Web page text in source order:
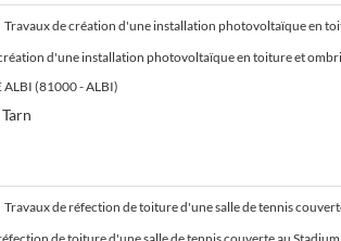
Travaux de création d'une installation photovoltaïque en
d'une installation photovoltaïque en toiture et
ALBI (81000 - ALBI)
Travaux de réfection de toiture d'une salle de tennis